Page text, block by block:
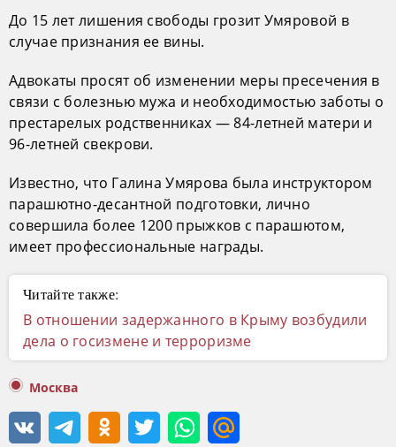
До 15 лет лишения свободы грозит Умяровой в
случае признания ее вины.
Адвокаты просят об изменении меры пресечения в
связи с болезнью мужа и необходимостью заботы о
престарелых родственниках — 84-летней матери и
96-летней свекрови.
Известно, что Галина Умярова была инструктором
парашютно-десантной подготовки, лично
совершила более 1200 прыжков с парашютом,
имеет профессиональные награды.
Читайте также:
В отношении задержанного в Крыму возбудили
дела о госизмене и терроризме
Москва